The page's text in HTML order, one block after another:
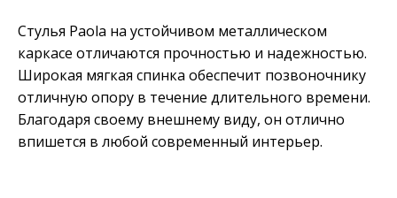
Стулья Paola на устойчивом металлическом
каркасе отличаются прочностью и надежностью.
Широкая мягкая спинка обеспечит позвоночнику
отличную опору в течение длительного времени.
Благодаря своему внешнему виду, он отлично
впишется в любой современный интерьер.